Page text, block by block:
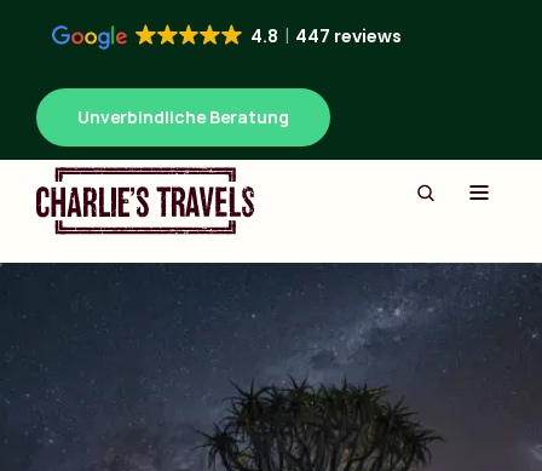
4.8 447 reviews
Unverbindliche Beratung